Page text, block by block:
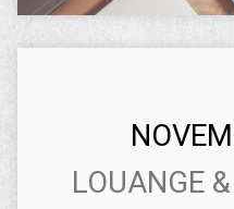
LOUANGE &